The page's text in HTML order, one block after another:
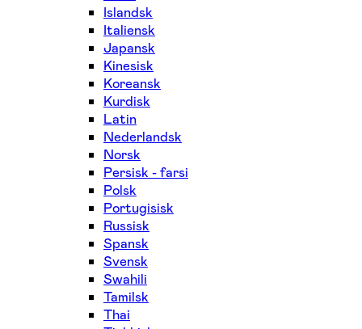
Islandsk
Italiensk
Japansk
Kinesisk
Koreansk
Kurdisk
Latin
Nederlandsk
Norsk
Persisk - farsi
Polsk
Portugisisk
Russisk
Spansk
Svensk
Swahili
Tamilsk
Thai